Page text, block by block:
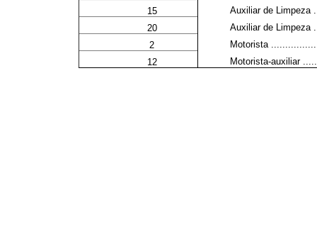
15
Auxiliar de
20
Auxiliar de
2
Motorista
12
Motorista-auxiliar